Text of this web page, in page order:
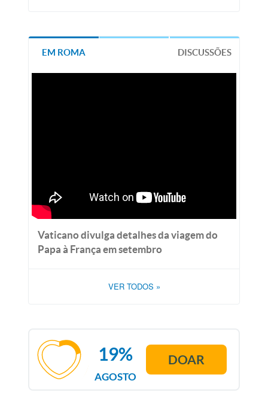
EM ROMA DISCUSSÕES
Vaticano divulga detalhes da viagem do
Papa à França em setembro
VER TODOS »
AGOSTO
19% DOAR